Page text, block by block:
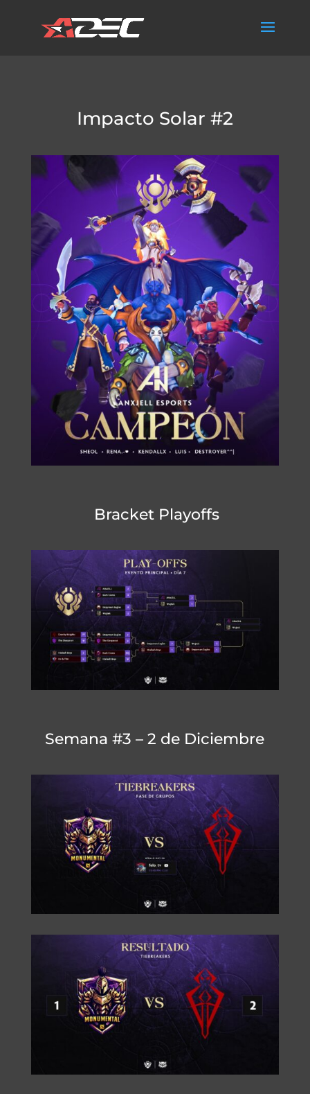
Impacto Solar #2
Bracket Playoffs
Semana #3 – 2 de Diciembre